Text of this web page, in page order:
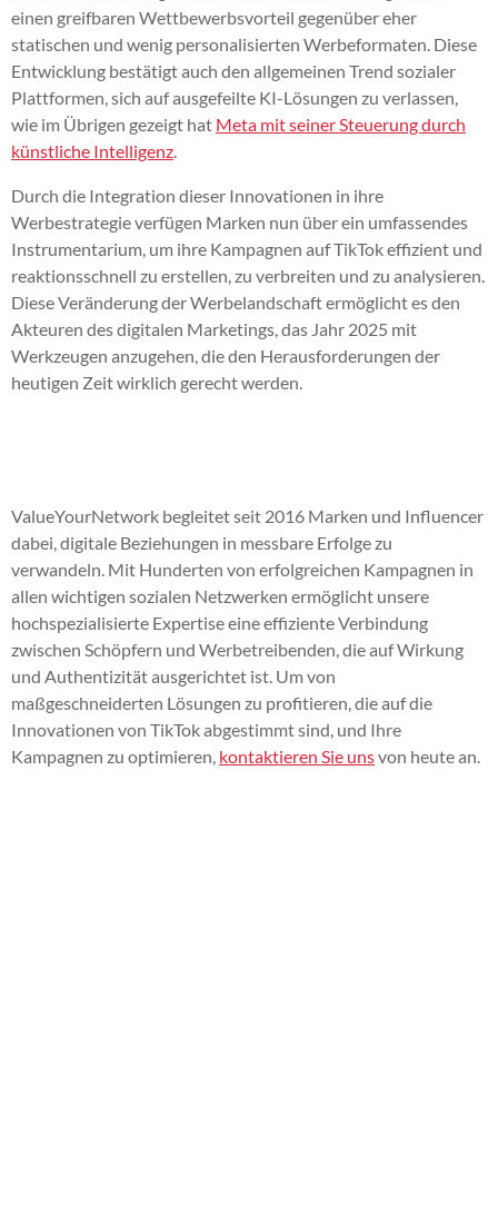
einen greifbaren Wettbewerbsvorteil gegenüber eher
statischen und wenig personalisierten Werbeformaten. Diese
Entwicklung bestätigt auch den allgemeinen Trend sozialer
Plattformen, sich auf ausgefeilte KI-Lösungen zu verlassen,
wie im Übrigen gezeigt hat Meta mit seiner Steuerung durch
künstliche Intelligenz.
Durch die Integration dieser Innovationen in ihre
Werbestrategie verfügen Marken nun über ein umfassendes
Instrumentarium, um ihre Kampagnen auf TikTok effizient und
reaktionsschnell zu erstellen, zu verbreiten und zu analysieren.
Diese Veränderung der Werbelandschaft ermöglicht es den
Akteuren des digitalen Marketings, das Jahr 2025 mit
Werkzeugen anzugehen, die den Herausforderungen der
heutigen Zeit wirklich gerecht werden.
ValueYourNetwork begleitet seit 2016 Marken und Influencer
dabei, digitale Beziehungen in messbare Erfolge zu
verwandeln. Mit Hunderten von erfolgreichen Kampagnen in
allen wichtigen sozialen Netzwerken ermöglicht unsere
hochspezialisierte Expertise eine effiziente Verbindung
zwischen Schöpfern und Werbetreibenden, die auf Wirkung
und Authentizität ausgerichtet ist. Um von
maßgeschneiderten Lösungen zu profitieren, die auf die
Innovationen von TikTok abgestimmt sind, und Ihre
Kampagnen zu optimieren, kontaktieren Sie unsvon heute an.